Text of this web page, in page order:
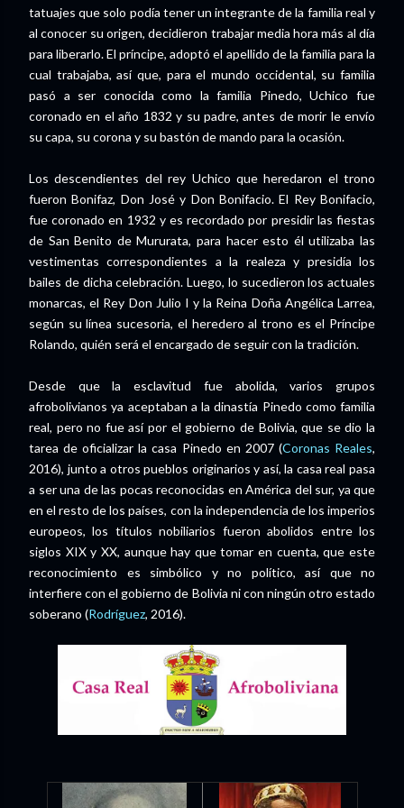
tatuajes que solo podía tener un integrante de la familia real y
al conocer su origen, decidieron trabajar media hora más al día
para liberarlo. El príncipe, adoptó el apellido de la familia para la
cual trabajaba, así que, para el mundo occidental, su familia
pasó a ser conocida como la familia Pinedo, Uchico fue
coronado en el año 1832 y su padre, antes de morir le envío
su capa, su corona y su bastón de mando para la ocasión.
Los descendientes del rey Uchico que heredaron el trono
fueron Bonifaz, Don José y Don Bonifacio. El Rey Bonifacio,
fue coronado en 1932 y es recordado por presidir las fiestas
de San Benito de Mururata, para hacer esto él utilizaba las
vestimentas correspondientes a la realeza y presidía los
bailes de dicha celebración. Luego, lo sucedieron los actuales
monarcas, el Rey Don Julio I y la Reina Doña Angélica Larrea,
según su línea sucesoria, el heredero al trono es el Príncipe
Rolando, quién será el encargado de seguir con la tradición.
Desde que la esclavitud fue abolida, varios grupos
afrobolivianos ya aceptaban a la dinastía Pinedo como familia
real, pero no fue así por el gobierno de Bolivia, que se dio la
tarea de oficializar la casa Pinedo en 2007 (Coronas Reales,
2016), junto a otros pueblos originarios y así, la casa real pasa
a ser una de las pocas reconocidas en América del sur, ya que
en el resto de los países, con la independencia de los imperios
europeos, los títulos nobiliarios fueron abolidos entre los
siglos XIX y XX, aunque hay que tomar en cuenta, que este
reconocimiento es simbólico y no político, así que no
interfiere con el gobierno de Bolivia ni con ningún otro estado
soberano (Rodríguez, 2016).